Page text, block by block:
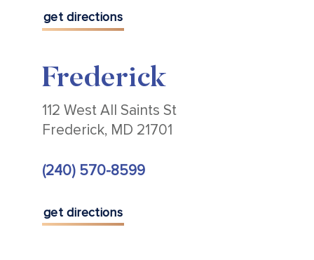
get directions
Frederick
112 West All Saints St
Frederick, MD 21701
(240) 570-8599
get directions